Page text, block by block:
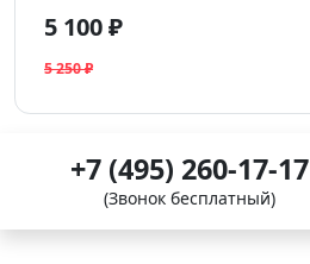
5 100 ₽
5 250 ₽
+7 (495) 260-17-17
(Звонок бесплатный)